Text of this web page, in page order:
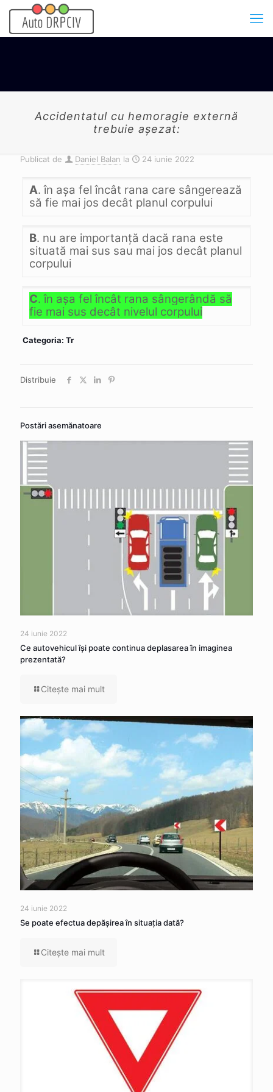
Accidentatul cu hemoragie externă
trebuie aşezat:
Publicat de Daniel Balan la 24 iunie 2022
A. în aşa fel încât rana care sângerează
să fie mai jos decât planul corpului
B. nu are importanţă dacă rana este
situată mai sus sau mai jos decât planul
corpului
C. în aşa fel încât rana sângerândă să
fie mai sus decât nivelul corpului
Categoria: Tr
Distribuie
Postări asemănatoare
24 iunie 2022
Ce autovehicul îşi poate continua deplasarea în imaginea
prezentată?
Citeşte mai mult
24 iunie 2022
Se poate efectua depăşirea în situaţia dată?
Citeşte mai mult